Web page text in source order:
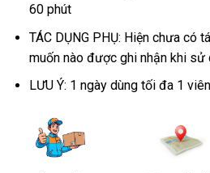
60 phút
TÁC DỤNG PHỤ: Hiện chưa có
muốn nào được ghi nhận khi sử
LƯU Ý: 1 ngày dùng tối đa 1 viên